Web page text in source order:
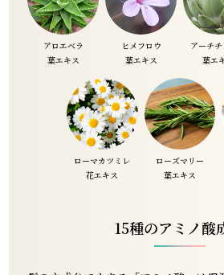
アロエベラ
葉エキス
ヒメフロウ
葉エキス
アーチ
葉エ
ローマカツミレ
花エキス
ローズマリー
葉エキス
15種のアミノ酸